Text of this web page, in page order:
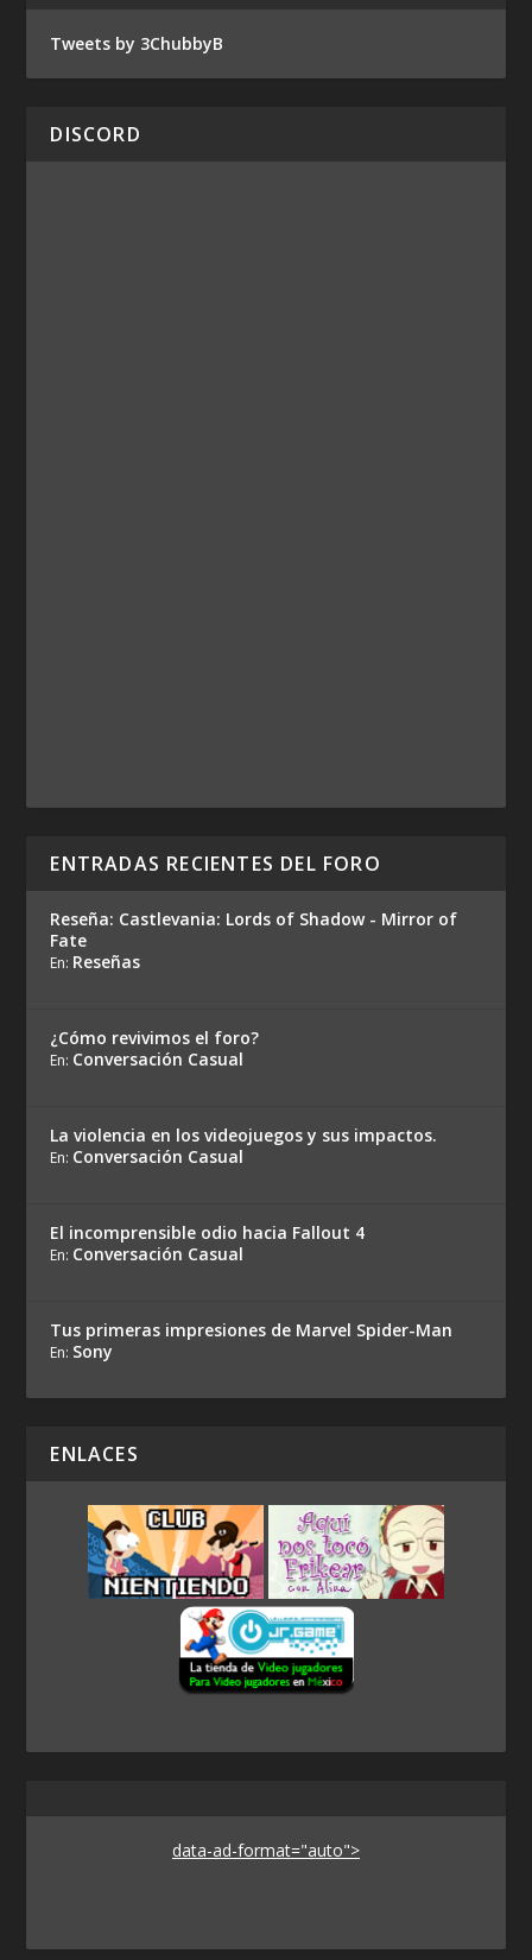
Tweets by 3ChubbyB
DISCORD
ENTRADAS RECIENTES DEL FORO
Reseña: Castlevania: Lords of Shadow - Mirror of
Fate
En: Reseñas
¿Cómo revivimos el foro?
En: Conversación Casual
La violencia en los videojuegos y sus impactos.
En: Conversación Casual
El incomprensible odio hacia Fallout 4
En: Conversación Casual
Tus primeras impresiones de Marvel Spider-Man
En: Sony
ENLACES
data-ad-format="auto">